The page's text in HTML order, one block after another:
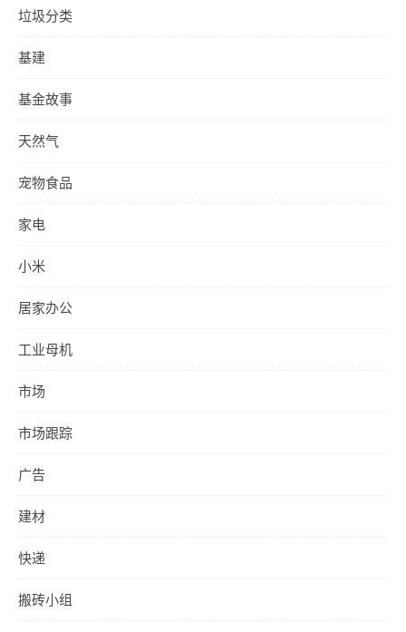
垃圾分类
基建
基金故事
天然气
宠物食品
家电
小米
居家办公
工业母机
市场
市场跟踪
广告
建材
快递
搬砖小组